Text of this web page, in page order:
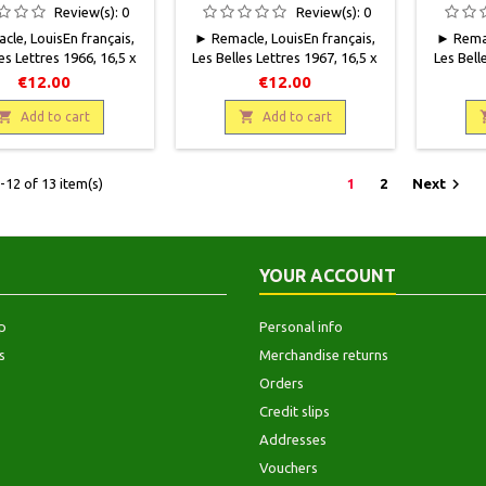
Review(s):0
LouisEn français,
Lettres 1966, 16,5 x
broché, occasion .
Rousseurs.Voir
Cahiers disponibles
€12.00
Add to cart
Review(s): 0
► Remacle, LouisEn français,
Les Belles Lettres 1967, 16,5 x
25 134 pages, broché, occasion .
sur les bords. Rousseurs. Non
coupé.Voir les autres Cahiers
disponibles
€12.00
 Add to cart
►
Les
coupé.
12 of 13 item(s) 1 2 Next
YOUR ACCOUNT
Personal info
Merchandise returns
Orders
Credit slips
Addresses
Vouchers